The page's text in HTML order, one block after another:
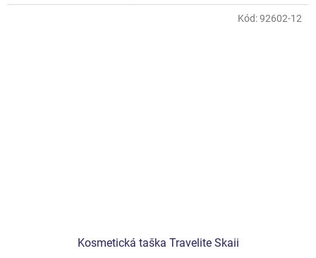
Kosmetická taška Travelite Skaii
Kód:92602-12